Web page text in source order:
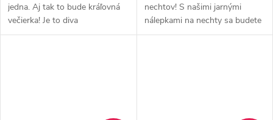
jedna. Aj tak to bude kráľovná
večierka! Je to diva
prázdninových eskapád,
nechtov! S našimi jarnými
nálepkami na nechty sa budete
cítiť ako v kvetinovom záhrade.